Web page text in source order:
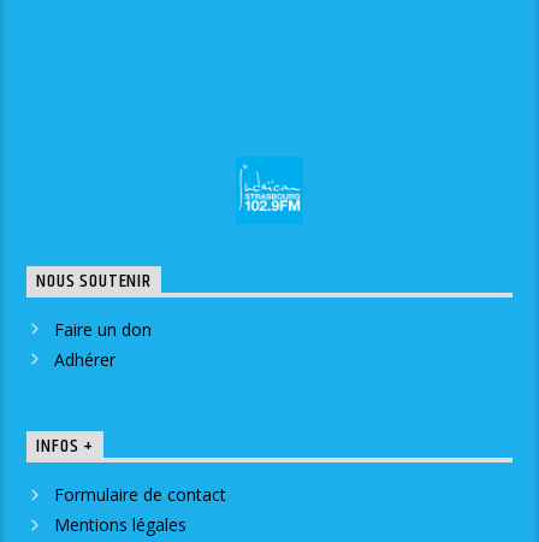
NOUS SOUTENIR
Faire un don
Adhérer
INFOS +
Formulaire de contact
Mentions légales